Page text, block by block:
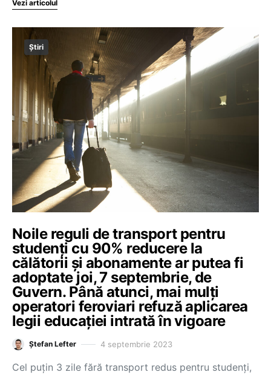
Vezi articolul
Știri
Noile reguli de transport pentru
studenți cu 90% reducere la
călătorii și abonamente ar putea fi
adoptate joi, 7 septembrie, de
Guvern. Până atunci, mai mulți
operatori feroviari refuză aplicarea
legii educației intrată în vigoare
Ștefan Lefter 4 septembrie 2023
Cel puțin 3 zile fără transport redus pentru studenți,